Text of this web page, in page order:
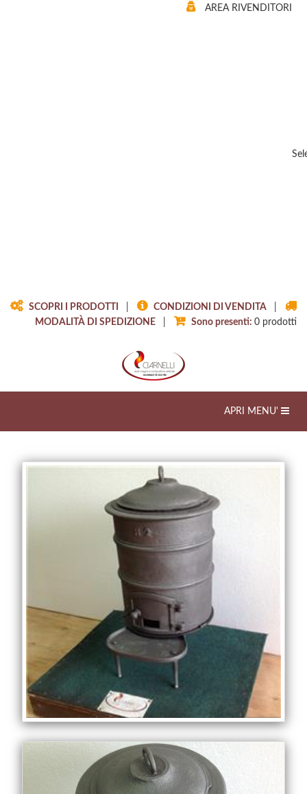
AREA RIVENDITORI
SCOPRI I PRODOTTI CONDIZIONI DI VENDITA
MODALITÀ DI SPEDIZIONE
Sono presenti: 0 prodotti
Toggle
APRI MENU'